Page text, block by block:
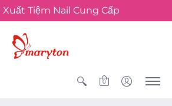
Xuất Tiệm Nail Cung Cấp
0